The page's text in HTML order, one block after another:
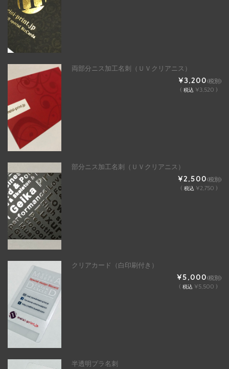
両部分ニス加工名刺（ＵＶクリアニス）
¥3,200(税別)
( 税込 ¥3,520 )
部分ニス加工名刺（ＵＶクリアニス）
¥2,500(税別)
( 税込 ¥2,750 )
クリアカード（白印刷付き）
¥5,000(税別)
( 税込 ¥5,500 )
半透明プラ名刺